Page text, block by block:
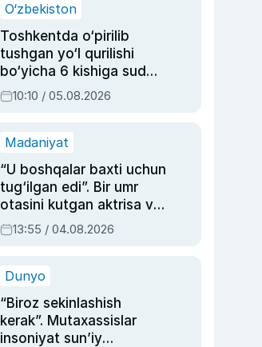
O‘zbekiston
Toshkentda o‘pirilib
tushgan yo‘l qurilishi
bo‘yicha 6 kishiga sud
hukmi o‘qildi
10:10 / 05.08.2026
Madaniyat
“U boshqalar baxti uchun
tug‘ilgan edi”. Bir umr
otasini kutgan aktrisa va
dublyaj ustasi Rimma
Ahmedovaning
13:55 / 04.08.2026
Dunyo
“Biroz sekinlashish
kerak”. Mutaxassislar
insoniyat sun’iy